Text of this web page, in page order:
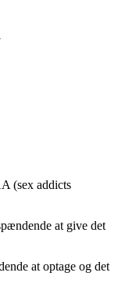
(sex addicts
at give det
at optage og det